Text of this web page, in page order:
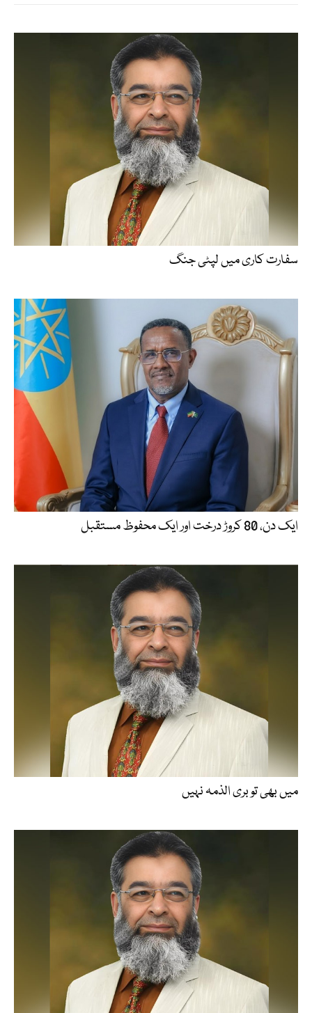
سفارت کاری میں لپٹی جنگ
ایک دن، 80 کروڑ درخت اور ایک محفوظ مستقبل
میں بھی تو بری الذمہ نہیں